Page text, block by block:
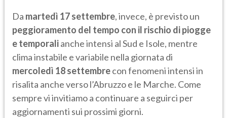
Da martedì 17 settembre, invece, è previsto un
peggioramento del tempo con il rischio di piogge
e temporalianche intensi al Sud e Isole, mentre
clima instabile e variabile nella giornata di
mercoledì 18 settembrecon fenomeni intensi in
risalita anche verso l’Abruzzo e le Marche. Come
sempre vi invitiamo a continuare a seguirci per
aggiornamenti sui prossimi giorni.